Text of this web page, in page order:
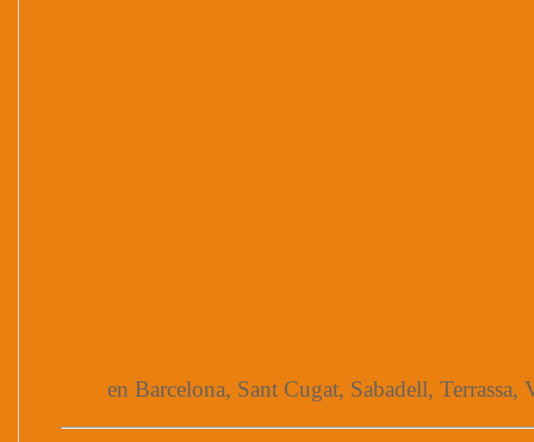
en Barcelona, Sant Cugat, Sabadell, Terrassa,